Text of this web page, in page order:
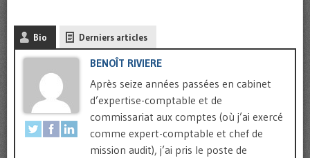
Bio Derniers articles
BENOÎT RIVIERE
Après seize années passées en cabinet
d’expertise-comptable et de
commissariat aux comptes (où j’ai exercé
comme expert-comptable et chef de
mission audit), j’ai pris le poste de